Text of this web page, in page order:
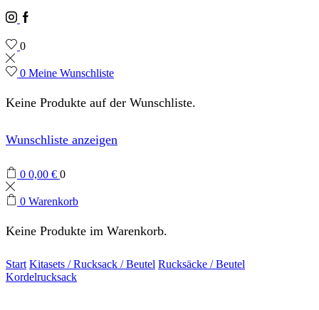
Instagram
Facebook
0
0 Meine Wunschliste
Keine Produkte auf der Wunschliste.
Wunschliste anzeigen
0 0,00 € 0
0 Warenkorb
Keine Produkte im Warenkorb.
Start Kitasets / Rucksack / Beutel Rucksäcke / Beutel
Kordelrucksack